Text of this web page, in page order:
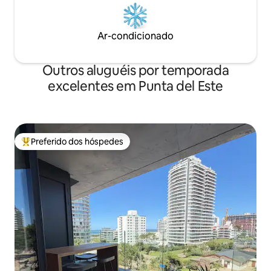
Ar-condicionado
Outros aluguéis por temporada
excelentes em Punta del Este
Entre os melhores preferidos dos hóspedes
Preferido dos hóspedes